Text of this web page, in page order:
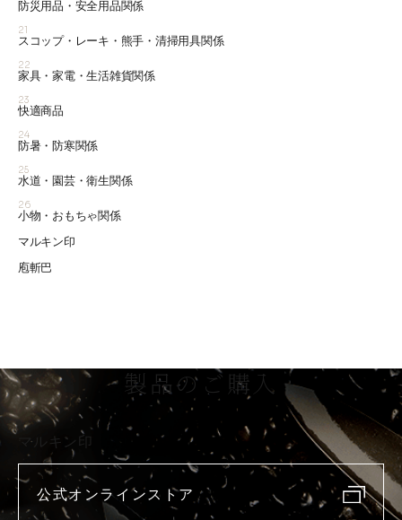
防災用品・安全用品関係
21
スコップ・レーキ・熊手・清掃用具関係
22
家具・家電・生活雑貨関係
23
快適商品
24
防暑・防寒関係
25
水道・園芸・衛生関係
26
小物・おもちゃ関係
マルキン印
庖斬巴
製品のご購入
マルキン印
公式オンラインストア